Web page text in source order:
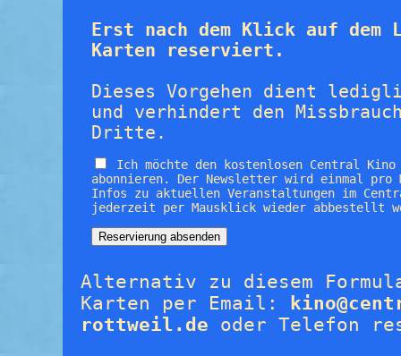
Erst nach dem Klick auf
Karten reserviert.
Dieses Vorgehen dient
und verhindert den
Dritte.
Ich möchte den kostenlosen Central
abonnieren. Der Newsletter wird einmal pro
Infos zu aktuellen Veranstaltungen im
jederzeit per Mausklick wieder abbestellt
Alternativ zu diesem
Karten per Email:
rottweil.de oder Telefon